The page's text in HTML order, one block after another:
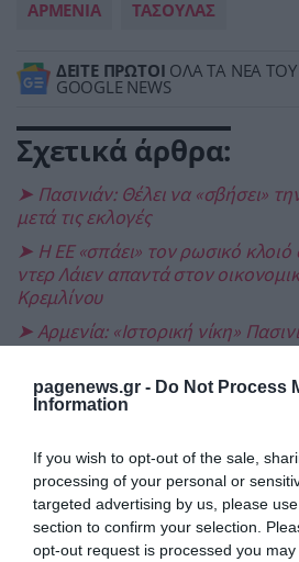
pagenews.gr - Do Not Process
Information
If you wish to opt-out of the sale,
processing of your personal or
targeted advertising by us, please
section to confirm your selection.
opt-out request is processed you
ΑΡΜΕΝΙΑ ΤΑΣΟΥΛΑΣ
ΔΕΙΤΕ ΠΡΩΤΟΙ ΟΛΑ ΤΑ ΝΕΑ ΤΟΥ
GOOGLE NEWS
Σχετικά άρθρα:
➤ Πασινιάν: Θέλει να «σβήσει»
μετά τις εκλογές
➤ Η ΕΕ «σπάει» τον ρωσικό
ντερ Λάιεν απαντά στον
Κρεμλίνου
➤ Αρμενία: «Ιστορική νίκη»
και τη Ρωσία
➤ Ολυμπιακός: Στο μεταγραφικό
σύμφωνα με τους Σέρβους
Πασινιάν: Η Αρμενία σε τροχιά
ανατροπής
➤ Πούτιν ασκεί πίεση στην
επιρροή συρρικνώνεται